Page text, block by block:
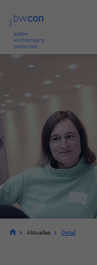
Aktuelles Detail